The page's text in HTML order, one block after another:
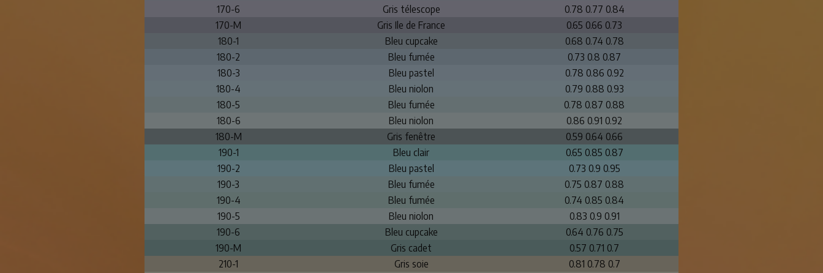
170-6
Gris télescope
0.78 0.77 0.84
170-M
Gris Ile de France
0.65 0.66 0.73
180-1
Bleu cupcake
0.68 0.74 0.78
180-2
Bleu fumée
0.73 0.8 0.87
180-3
Bleu pastel
0.78 0.86 0.92
180-4
Bleu niolon
0.79 0.88 0.93
180-5
Bleu fumée
0.78 0.87 0.88
180-6
Bleu niolon
0.86 0.91 0.92
180-M
Gris fenêtre
0.59 0.64 0.66
190-1
Bleu clair
0.65 0.85 0.87
190-2
Bleu pastel
0.73 0.9 0.95
190-3
Bleu fumée
0.75 0.87 0.88
190-4
Bleu fumée
0.74 0.85 0.84
190-5
Bleu niolon
0.83 0.9 0.91
190-6
Bleu cupcake
0.64 0.76 0.75
190-M
Gris cadet
0.57 0.71 0.7
210-1
Gris soie
0.81 0.78 0.7